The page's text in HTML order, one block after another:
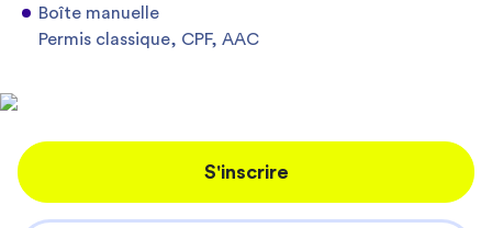
Boîte manuelle
Permis classique, CPF, AAC
S'inscrire